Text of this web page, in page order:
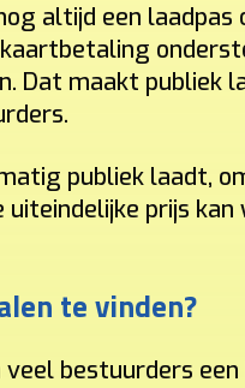
altijd een laadpas
Dat maakt publiek
publiek laadt,
prijs
te vinden?
bestuurders